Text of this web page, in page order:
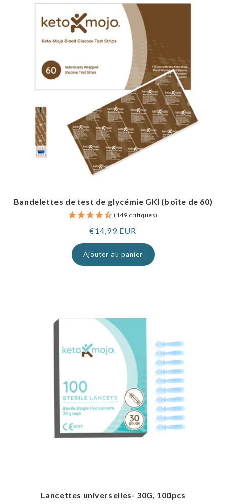
Bandelettes de test de glycémie GKI (boîte de 60)
(149 critiques)
Prix
normal
€14,99 EUR
Ajouter au panier
Lancettes universelles- 30G, 100pcs